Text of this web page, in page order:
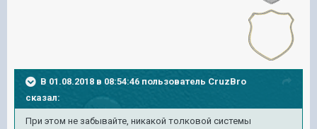
В 01.08.2018 в 08:54:46 пользователь CruzBro
сказал:
При этом не забывайте, никакой толковой системы